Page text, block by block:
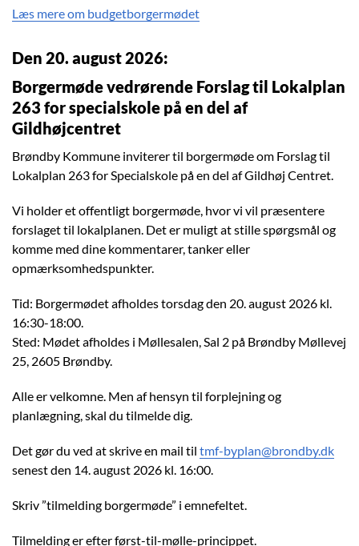
Læs mere om budgetborgermødet
Den 20. august 2026:
Borgermøde vedrørende Forslag til Lokalplan
263 for specialskole på en del af
Gildhøjcentret
Brøndby Kommune inviterer til borgermøde om Forslag til
Lokalplan 263 for Specialskole på en del af Gildhøj Centret.
Vi holder et offentligt borgermøde, hvor vi vil præsentere
forslaget til lokalplanen. Det er muligt at stille spørgsmål og
komme med dine kommentarer, tanker eller
opmærksomhedspunkter.
Tid: Borgermødet afholdes torsdag den 20. august 2026 kl.
16:30-18:00.
Sted: Mødet afholdes i Møllesalen, Sal 2 på Brøndby Møllevej
25, 2605 Brøndby.
Alle er velkomne. Men af hensyn til forplejning og
planlægning, skal du tilmelde dig.
Det gør du ved at skrive en mail til tmf-byplan@brondby.dk
senest den 14. august 2026 kl. 16:00.
Skriv ”tilmelding borgermøde” i emnefeltet.
Tilmelding er efter først-til-mølle-princippet.